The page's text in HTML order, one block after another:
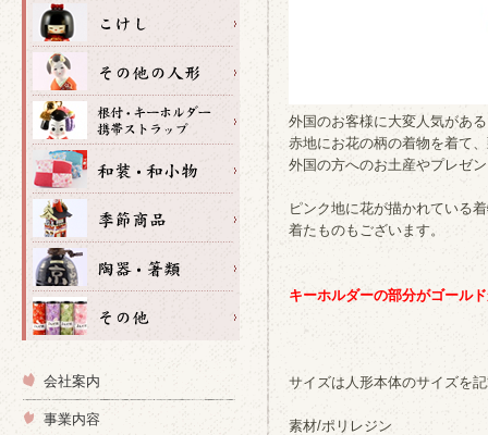
外国のお客様に大変人気があ
赤地にお花の柄の着物を着て
外国の方へのお土産やプレゼ
ピンク地に花が描かれている
着たものもございます。
キーホルダーの部分がゴール
サイズは人形本体のサイズを
素材/ポリレジン
会社案内
事業内容